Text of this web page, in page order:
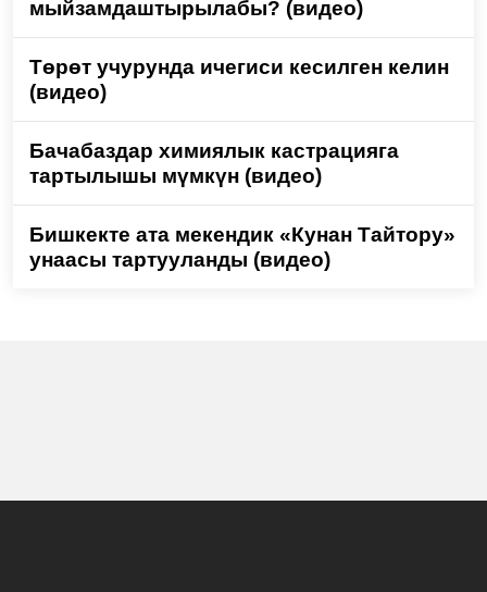
мыйзамдаштырылабы? (видео)
Төрөт учурунда ичегиси кесилген келин
(видео)
Бачабаздар химиялык кастрацияга
тартылышы мүмкүн (видео)
Бишкекте ата мекендик «Кунан Тайтору»
унаасы тартууланды (видео)